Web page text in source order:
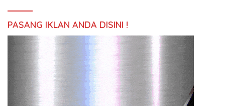
PASANG IKLAN ANDA DISINI !